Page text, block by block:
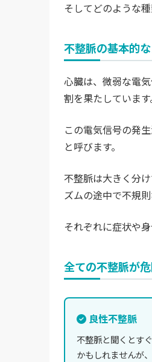
そしてどのような
不整脈の基本的
心臓は、微弱な電
割を果たしています
この電気信号の発
と呼びます。
不整脈は大きく分
ズムの途中で不規
それぞれに症状や
全ての不整脈が
良性不整脈
不整脈と聞くとす
かもしれませんが